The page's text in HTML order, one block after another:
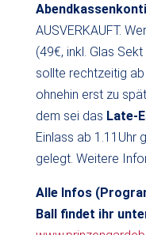
AUSVERKAUFT.
(49€, inkl. Glas
sollte rechtzeitig
ohnehin erst zu
dem sei das Late-
Einlass ab 1.11Uhr
gelegt. Weitere
Alle Infos
Ball findet ihr